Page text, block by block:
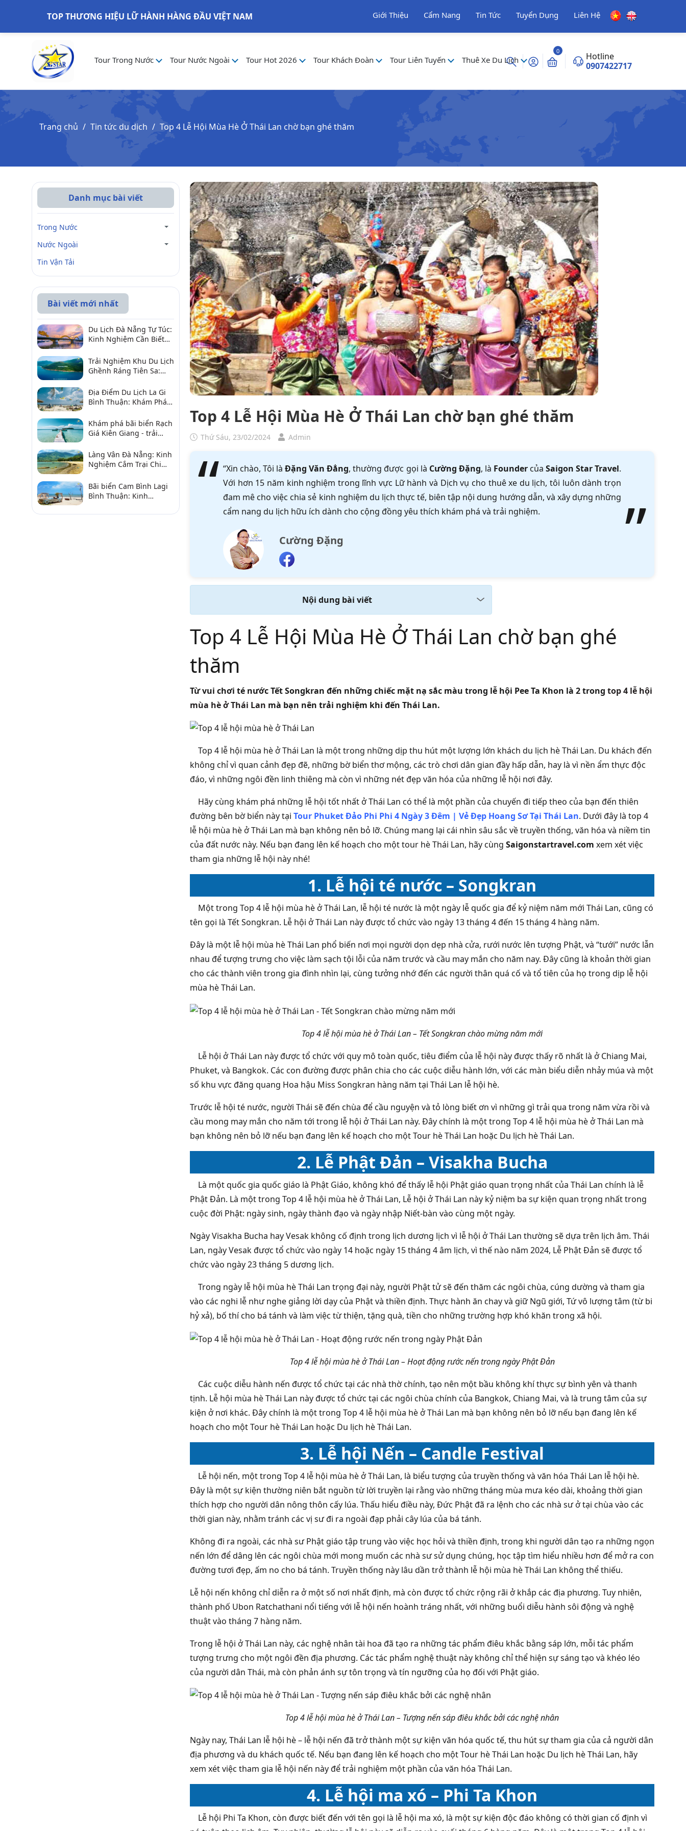
TOP THƯƠNG HIỆU LỮ HÀNH HÀNG ĐẦU VIỆT NAM Giới Thiệu Cẩm Nang Tin Tức Tuyển Dụng Liên Hệ
Tour Trong Nước Tour Nước Ngoài Tour Hot 2026 Tour Khách Đoàn Tour Liên Tuyến Thuê Xe Du Lịch
0
Hotline
0907422717
Trang chủ Tin tức du dịch Top 4 Lễ Hội Mùa Hè Ở Thái Lan chờ bạn ghé thăm
Top 4 Lễ Hội Mùa Hè Ở Thái Lan chờ bạn ghé thăm
Thứ Sáu, 23/02/2024 Admin
“Xin chào, Tôi làĐặng Văn Đẳng, thường được gọi là Cường Đặng, là Foundercủa Saigon Star Travel.
Với hơn 15 năm kinh nghiệm trong lĩnh vực Lữ hành và Dịch vụ cho thuê xe du lịch, tôi luôn dành trọn
đam mê cho việc chia sẻ kinh nghiệm du lịch thực tế, biên tập nội dung hướng dẫn, và xây dựng những
cẩm nang du lịch hữu ích dành cho cộng đồng yêu thích khám phá và trải nghiệm.
Cường Đặng
Nội dung bài viết
Top 4 Lễ Hội Mùa Hè Ở Thái Lan chờ bạn ghé
thăm
Từ vui chơi té nước Tết Songkran đến những chiếc mặt nạ sắc màu trong lễ hội Pee Ta Khon là 2 trong top 4 lễ hội
mùa hè ở Thái Lan mà bạn nên trải nghiệm khi đến Thái Lan.
Top 4 lễ hội mùa hè ở Thái Lan là một trong những dịp thu hút một lượng lớn khách du lịch hè Thái Lan. Du khách đến
không chỉ vì quan cảnh đẹp đẽ, những bờ biển thơ mộng, các trò chơi dân gian đầy hấp dẫn, hay là vì nền ẩm thực độc
đáo, vì những ngôi đền linh thiêng mà còn vì những nét đẹp văn hóa của những lễ hội nơi đây.
Hãy cùng khám phá những lễ hội tốt nhất ở Thái Lan có thể là một phần của chuyến đi tiếp theo của bạn đến thiên
đường bên bờ biển này tại Tour Phuket Đảo Phi Phi 4 Ngày 3 Đêm | Vẻ Đẹp Hoang Sơ Tại Thái Lan. Dưới đây là top 4
lễ hội mùa hè ở Thái Lan mà bạn không nên bỏ lỡ. Chúng mang lại cái nhìn sâu sắc về truyền thống, văn hóa và niềm tin
của đất nước này. Nếu bạn đang lên kế hoạch cho một tour hè Thái Lan, hãy cùng Saigonstartravel.com xem xét việc
tham gia những lễ hội này nhé!
1. Lễ hội té nước – Songkran
Một trong Top 4 lễ hội mùa hè ở Thái Lan, lễ hội té nước là một ngày lễ quốc gia để kỷ niệm năm mới Thái Lan, cũng có
tên gọi là Tết Songkran. Lễ hội ở Thái Lan này được tổ chức vào ngày 13 tháng 4 đến 15 tháng 4 hàng năm.
Đây là một lễ hội mùa hè Thái Lan phổ biến nơi mọi người dọn dẹp nhà cửa, rưới nước lên tượng Phật, và “tưới” nước lẫn
nhau để tượng trưng cho việc làm sạch tội lỗi của năm trước và cầu may mắn cho năm nay. Đây cũng là khoản thời gian
cho các thành viên trong gia đình nhìn lại, cùng tưởng nhớ đến các người thân quá cố và tổ tiên của họ trong dịp lễ hội
mùa hè Thái Lan.
Top 4 lễ hội mùa hè ở Thái Lan – Tết Songkran chào mừng năm mới
Lễ hội ở Thái Lan này được tổ chức với quy mô toàn quốc, tiêu điểm của lễ hội này được thấy rõ nhất là ở Chiang Mai,
Phuket, và Bangkok. Các con đường được phân chia cho các cuộc diễu hành lớn, với các màn biểu diễn nhảy múa và một
số khu vực đăng quang Hoa hậu Miss Songkran hàng năm tại Thái Lan lễ hội hè.
Trước lễ hội té nước, người Thái sẽ đến chùa để cầu nguyện và tỏ lòng biết ơn vì những gì trải qua trong năm vừa rồi và
cầu mong may mắn cho năm tới trong lễ hội ở Thái Lan này. Đây chính là một trong Top 4 lễ hội mùa hè ở Thái Lan mà
bạn không nên bỏ lỡ nếu bạn đang lên kế hoạch cho một Tour hè Thái Lan hoặc Du lịch hè Thái Lan.
2. Lễ Phật Đản – Visakha Bucha
Là một quốc gia quốc giáo là Phật Giáo, không khó để thấy lễ hội Phật giáo quan trọng nhất của Thái Lan chính là lễ
Phật Đản. Là một trong Top 4 lễ hội mùa hè ở Thái Lan, Lễ hội ở Thái Lan này kỷ niệm ba sự kiện quan trọng nhất trong
cuộc đời Phật: ngày sinh, ngày thành đạo và ngày nhập Niết-bàn vào cùng một ngày.
Ngày Visakha Bucha hay Vesak không cố định trong lịch dương lịch vì lễ hội ở Thái Lan thường sẽ dựa trên lịch âm. Thái
Lan, ngày Vesak được tổ chức vào ngày 14 hoặc ngày 15 tháng 4 âm lịch, vì thế nào năm 2024, Lễ Phật Đản sẽ được tổ
chức vào ngày 23 tháng 5 dương lịch.
Trong ngày lễ hội mùa hè Thái Lan trọng đại này, người Phật tử sẽ đến thăm các ngôi chùa, cúng dường và tham gia
vào các nghi lễ như nghe giảng lời dạy của Phật và thiền định. Thực hành ăn chay và giữ Ngũ giới, Tứ vô lượng tâm (từ bi
hỷ xả), bố thí cho bá tánh và làm việc từ thiện, tặng quà, tiền cho những trường hợp khó khăn trong xã hội.
Top 4 lễ hội mùa hè ở Thái Lan – Hoạt động rước nến trong ngày Phật Đản
Các cuộc diễu hành nến được tổ chức tại các nhà thờ chính, tạo nên một bầu không khí thực sự bình yên và thanh
tịnh. Lễ hội mùa hè Thái Lan này được tổ chức tại các ngôi chùa chính của Bangkok, Chiang Mai, và là trung tâm của sự
kiện ở nơi khác. Đây chính là một trong Top 4 lễ hội mùa hè ở Thái Lan mà bạn không nên bỏ lỡ nếu bạn đang lên kế
hoạch cho một Tour hè Thái Lan hoặc Du lịch hè Thái Lan.
3. Lễ hội Nến – Candle Festival
Lễ hội nến, một trong Top 4 lễ hội mùa hè ở Thái Lan, là biểu tượng của truyền thống và văn hóa Thái Lan lễ hội hè.
Đây là một sự kiện thường niên bắt nguồn từ lời truyền lại rằng vào những tháng mùa mưa kéo dài, khoảng thời gian
thích hợp cho người dân nông thôn cấy lúa. Thấu hiểu điều này, Đức Phật đã ra lệnh cho các nhà sư ở tại chùa vào các
thời gian này, nhằm tránh các vị sư đi ra ngoài đạp phải cây lúa của bá tánh.
Không đi ra ngoài, các nhà sư Phật giáo tập trung vào việc học hỏi và thiền định, trong khi người dân tạo ra những ngọn
nến lớn để dâng lên các ngôi chùa mới mong muốn các nhà sư sử dụng chúng, học tập tìm hiểu nhiều hơn để mở ra con
đường tươi đẹp, ấm no cho bá tánh. Truyền thống này lâu dần trở thành lễ hội mùa hè Thái Lan không thể thiếu.
Lễ hội nến không chỉ diễn ra ở một số nơi nhất định, mà còn được tổ chức rộng rãi ở khắp các địa phương. Tuy nhiên,
thành phố Ubon Ratchathani nổi tiếng với lễ hội nến hoành tráng nhất, với những buổi diễu hành sôi động và nghệ
thuật vào tháng 7 hàng năm.
Trong lễ hội ở Thái Lan này, các nghệ nhân tài hoa đã tạo ra những tác phẩm điêu khắc bằng sáp lớn, mỗi tác phẩm
tượng trưng cho một ngôi đền địa phương. Các tác phẩm nghệ thuật này không chỉ thể hiện sự sáng tạo và khéo léo
của người dân Thái, mà còn phản ánh sự tôn trọng và tín ngưỡng của họ đối với Phật giáo.
Top 4 lễ hội mùa hè ở Thái Lan – Tượng nến sáp điêu khắc bởi các nghệ nhân
Ngày nay, Thái Lan lễ hội hè – lễ hội nến đã trở thành một sự kiện văn hóa quốc tế, thu hút sự tham gia của cả người dân
địa phương và du khách quốc tế. Nếu bạn đang lên kế hoạch cho một Tour hè Thái Lan hoặc Du lịch hè Thái Lan, hãy
xem xét việc tham gia lễ hội nến này để trải nghiệm một phần của văn hóa Thái Lan.
4. Lễ hội ma xó – Phi Ta Khon
Lễ hội Phi Ta Khon, còn được biết đến với tên gọi là lễ hội ma xó, là một sự kiện độc đáo không có thời gian cố định vì
Danh mục bài viết
Trong Nước
Nước Ngoài
Tin Vận Tải
Bài viết mới nhất
Du Lịch Đà Nẵng Tự Túc:
Kinh Nghiệm Cần Biết
Vời
Trải Nghiệm Khu Du Lịch
Ghềnh Ráng Tiên Sa:
Qua
Địa Điểm Du Lịch La Gi
Bình Thuận: Khám Phá 6
2026
Khám phá bãi biển Rạch
Giá Kiên Giang - trải
Làng Vân Đà Nẵng: Kinh
Nghiệm Cắm Trại Chi
Bãi biển Cam Bình Lagi
Bình Thuận: Kinh
sản, điểm gần